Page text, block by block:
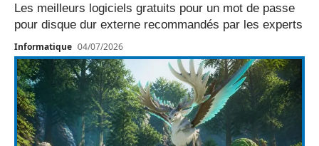
Les meilleurs logiciels gratuits pour un mot de passe
pour disque dur externe recommandés par les experts
Informatique 04/07/2026